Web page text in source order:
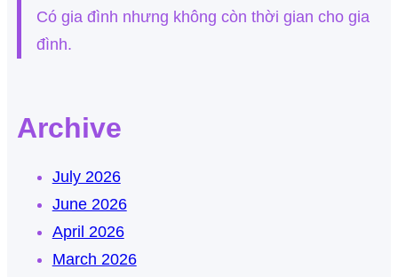
Có gia đình nhưng không còn thời gian cho gia
đình.
Archive
July 2026
June 2026
April 2026
March 2026